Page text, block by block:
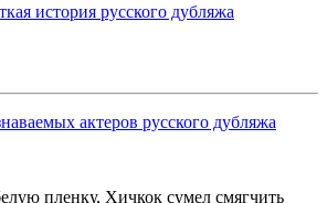
история русского дубляжа
актеров русского дубляжа
пленку, Хичкок сумел смягчить